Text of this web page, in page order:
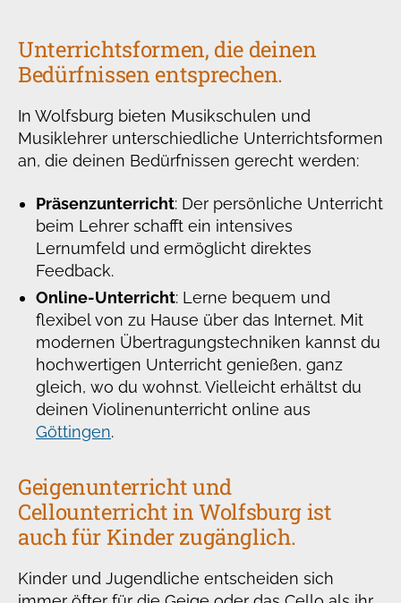
Unterrichtsformen, die deinen
Bedürfnissen entsprechen.
In Wolfsburg bieten Musikschulen und
Musiklehrer unterschiedliche Unterrichtsformen
an, die deinen Bedürfnissen gerecht werden:
Präsenzunterricht: Der persönliche Unterricht
beim Lehrer schafft ein intensives
Lernumfeld und ermöglicht direktes
Feedback.
Online-Unterricht: Lerne bequem und
flexibel von zu Hause über das Internet. Mit
modernen Übertragungstechniken kannst du
hochwertigen Unterricht genießen, ganz
gleich, wo du wohnst. Vielleicht erhältst du
deinen Violinenunterricht online aus
Göttingen.
Geigenunterricht und
Cellounterricht in Wolfsburg ist
auch für Kinder zugänglich.
Kinder und Jugendliche entscheiden sich